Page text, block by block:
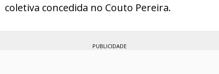
coletiva concedida no Couto Pereira.
PUBLICIDADE